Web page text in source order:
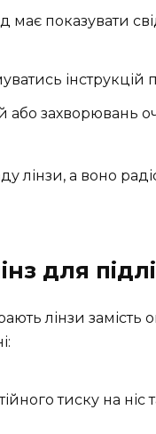
має показувати
інструкцій
або захворювань
лінзи, а воно
для
лінзи замість
тиску на ніс